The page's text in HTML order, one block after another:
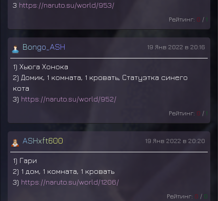
3 https://naruto.su/world/953/
Рейтинг: 0 / 1
Bongo ASH 19 Янв 2022 в 20:16
1) Хьюга Хонока
2) Домик, 1 комната, 1 кровать, Статуэтка синего
кота
3) https://naruto.su/world/952/
Рейтинг: 0 / 1
ASHxft600 19 Янв 2022 в 20:20
1) Гари
2) 1 дом, 1 комната, 1 кровать
3) https://naruto.su/world/1206/
Рейтинг: 0 / 0